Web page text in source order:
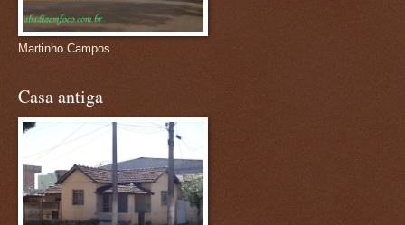
Martinho Campos
Casa antiga